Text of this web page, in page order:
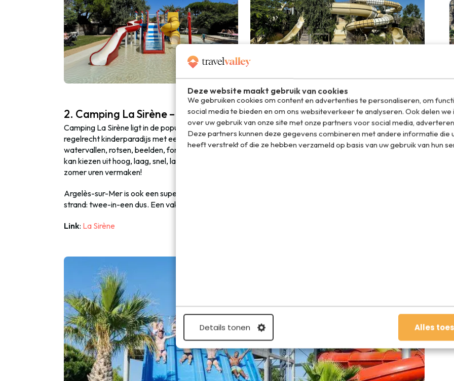
Deze website maakt gebruik van cookies
We gebruiken cookies om content en advertenties te personaliseren, om
social media te bieden en om ons websiteverkeer te analyseren. Ook delen
over uw gebruik van onze site met onze partners voor social media,
Deze partners kunnen deze gegevens combineren met andere informatie die
heeft verstrekt of die ze hebben verzameld op basis van uw gebruik van hun
Details tonen Alles
2. Camping La Sirène – Argelès-sur-Mer
Camping La Sirène ligt in de populaire Zuid-Franse badplaats Argelès-sur-Mer. Deze camping is een
regelrecht kinderparadijs met een schitterend subtropisch zwembad. In dit zwembad vind je
watervallen, rotsen, beelden, fonteinen, een waterspeeltuin en zelfs een jacuzzi. Wie gek is op glijbanen
kan kiezen uit hoog, laag, snel, langzaam, kort of lang. Met deze waterglijbanen kun je je komende
zomer uren vermaken!
Argelès-sur-Mer is ook een super gezellig stadje, zeker in de zomermaanden. En je kunt er ook naar het
strand: twee-in-een dus. Een vakantie op Camping La Sirène is een heel goed idee!
Link: La Sirène